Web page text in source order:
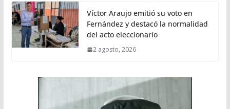
Víctor Araujo emitió su voto en
Fernández y destacó la normalidad
del acto eleccionario
2 agosto, 2026